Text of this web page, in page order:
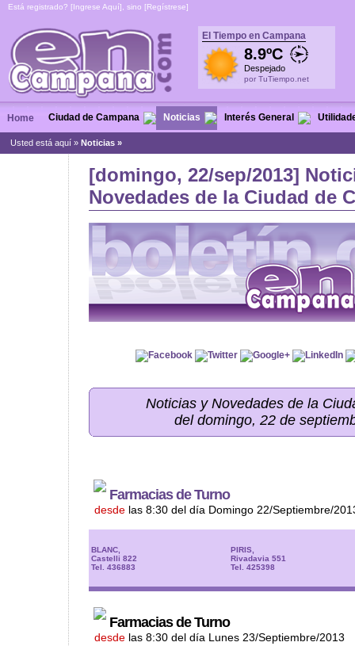
Está registrado? [Ingrese Aquí], sino [Regístrese]
El Tiempo en Campana
8.9ºC
Despejado
por TuTiempo.net
Home Ciudad de Campana Noticias Interés General
Usted está aquí » Noticias »
[domingo, 22/sep/2013]
Novedades de la Ciudad de
Noticias y Novedades de la
del domingo, 22 de
Farmacias de Turno
desde las 8:30 del día Domingo 22/Septiembre/
BLANC,
Castelli 822
Tel. 436883
PIRIS,
Rivadavia 551
Tel. 425398
Farmacias de Turno
desde las 8:30 del día Lunes 23/Septiembre/2013